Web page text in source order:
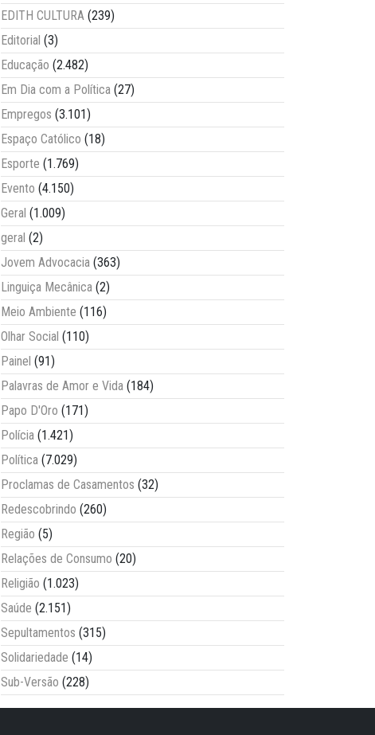
EDITH CULTURA (239)
Editorial (3)
Educação (2.482)
Em Dia com a Política (27)
Empregos (3.101)
Espaço Católico (18)
Esporte (1.769)
Evento (4.150)
Geral (1.009)
geral (2)
Jovem Advocacia (363)
Linguiça Mecânica (2)
Meio Ambiente (116)
Olhar Social (110)
Painel (91)
Palavras de Amor e Vida (184)
Papo D'Oro (171)
Polícia (1.421)
Política (7.029)
Proclamas de Casamentos (32)
Redescobrindo (260)
Região (5)
Relações de Consumo (20)
Religião (1.023)
Saúde (2.151)
Sepultamentos (315)
Solidariedade (14)
Sub-Versão (228)